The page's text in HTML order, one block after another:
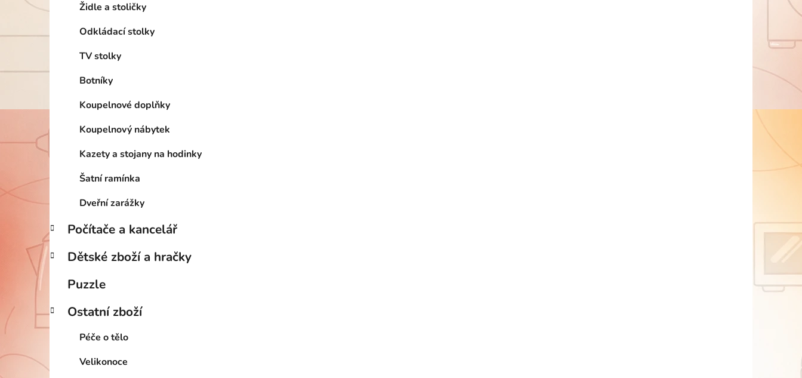
Židle a stoličky
Odkládací stolky
TV stolky
Botníky
Koupelnové doplňky
Koupelnový nábytek
Kazety a stojany na hodinky
Šatní ramínka
Dveřní zarážky
Počítače a kancelář
Dětské zboží a hračky
Puzzle
Ostatní zboží
Péče o tělo
Velikonoce